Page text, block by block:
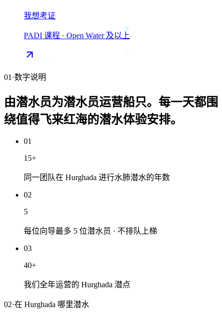
我想考证
PADI 课程 · Open Water 及以上
01 ·数字说明
由潜水员为潜水员运营船只。每一天都围
绕值得飞来红海的潜水体验安排。
01
15+
同一团队在 Hurghada 进行水肺潜水的年数
02
5
每位向导最多 5 位潜水员 · 不排队上梯
03
40+
我们全年运营的 Hurghada 潜点
02·在 Hurghada 哪里潜水